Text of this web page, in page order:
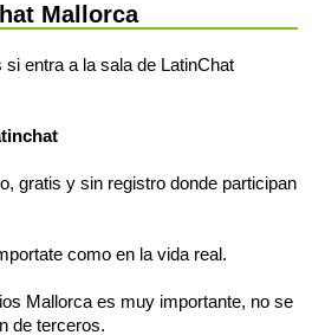
Mallorca
entra a la sala de LatinChat
gratis y sin registro donde participan
como en la vida real.
Mallorca es muy importante, no se
de terceros.